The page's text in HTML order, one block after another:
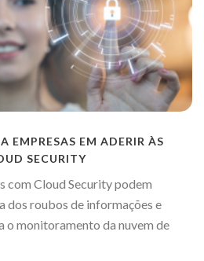
EMPRESAS EM ADERIR ÀS
SECURITY
com Cloud Security podem
dos roubos de informações e
o monitoramento da nuvem de